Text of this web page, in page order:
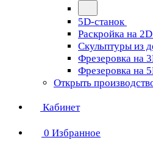
5D-станок
Раскройка на
Скульптуры из
Фрезеровка на
Фрезеровка на
Открыть
Кабинет
0 Избранное